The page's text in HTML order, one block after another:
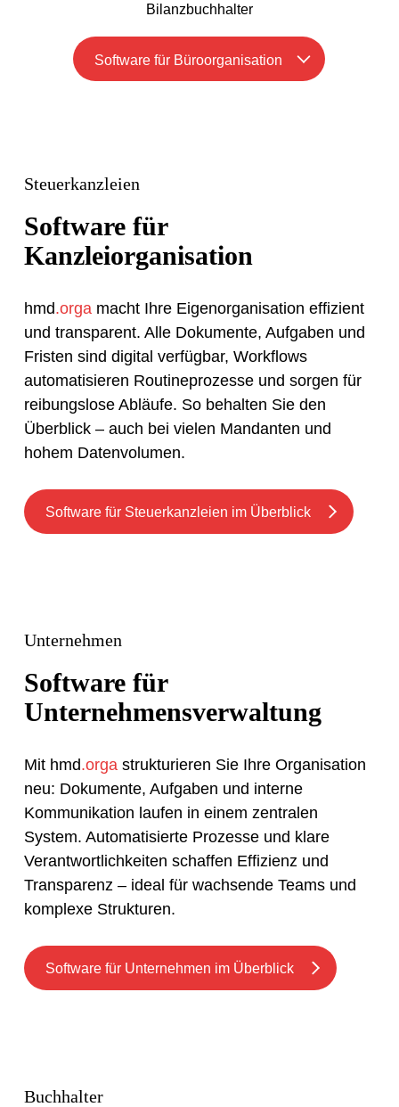
Bilanzbuchhalter
Software für Büroorganisation
Steuerkanzleien
Software für
Kanzleiorganisation
hmd.orga macht Ihre Eigenorganisation effizient
und transparent. Alle Dokumente, Aufgaben und
Fristen sind digital verfügbar, Workflows
automatisieren Routineprozesse und sorgen für
reibungslose Abläufe. So behalten Sie den
Überblick – auch bei vielen Mandanten und
hohem Datenvolumen.
Software für Steuerkanzleien im Überblick
Unternehmen
Software für
Unternehmensverwaltung
Mit hmd.orga strukturieren Sie Ihre Organisation
neu: Dokumente, Aufgaben und interne
Kommunikation laufen in einem zentralen
System. Automatisierte Prozesse und klare
Verantwortlichkeiten schaffen Effizienz und
Transparenz – ideal für wachsende Teams und
komplexe Strukturen.
Software für Unternehmen im Überblick
Buchhalter